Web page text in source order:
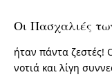
Οι Πασχαλιές
ήταν πάντα ζεστές!
νοτιά και λίγη